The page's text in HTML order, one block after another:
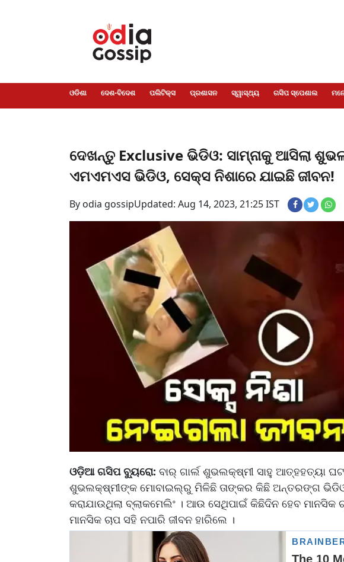
ଓଡିଶା ଦେଶ-ବିଦେଶ ପଲିଟିକ୍ସ ପ୍ରଶାସନ ସ୍ୱାସ୍ଥ୍ୟ ଗସିପ ସ୍ପେଶାଲ
ଦେଖନ୍ତୁ Exclusive ଭିଡିଓ: ସାମ୍ନାକୁ ଆସିଲା
ଏମଏମଏସ ଭିଡିଓ, ସେକ୍ସ ନିଶାରେ ଯାଇଛି ଜୀବନ!
By odia gossipUpdated: Aug 14, 2023, 21:25 IST
ଓଡ଼ିଆ ଗସିପ ବ୍ୟୁରୋ: ବାର୍‌ ଗାର୍ଲ ଶୁଭଲକ୍ଷ୍ମୀ ସାହୁ ଆତ୍ହହତ୍ୟା
ଶୁଭଲକ୍ଷ୍ମୀଙ୍କ ମୋବାଇଲ୍‌ରୁ ମିଳିଛି ତାଙ୍କର କିଛି ଅନ୍ତରଙ୍ଗ
କରାଯାଉଥିଲା ବ୍ଲାକମେଲିଂ । ଆଉ ସେଥିପାଇଁ କିଛିଦିନ ହେବ
ମାନସିକ ଚାପ ସହି ନପାରି ଜୀବନ ହାରିଲେ ।